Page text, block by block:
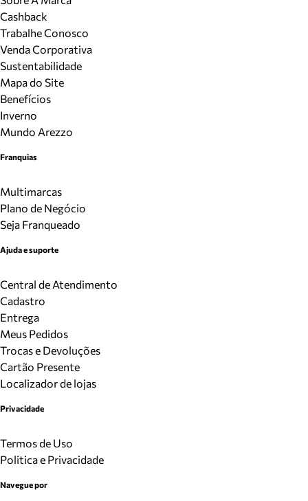
Cashback
Trabalhe Conosco
Venda Corporativa
Sustentabilidade
Mapa do Site
Benefícios
Inverno
Mundo Arezzo
Franquias
Multimarcas
Plano de Negócio
Seja Franqueado
Ajuda e suporte
Central de Atendimento
Cadastro
Entrega
Meus Pedidos
Trocas e Devoluções
Cartão Presente
Localizador de lojas
Privacidade
Termos de Uso
Politica e Privacidade
Navegue por